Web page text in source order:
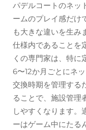
パデルコートのネッ
ームのプレイ感だけ
も大きな違いを生み
仕様内であることを
くの専門家は、特に
6〜12か月ごとにネ
交換時期を管理する
ることで、施設管理
しやすくなります。
ーはゲーム中にたる